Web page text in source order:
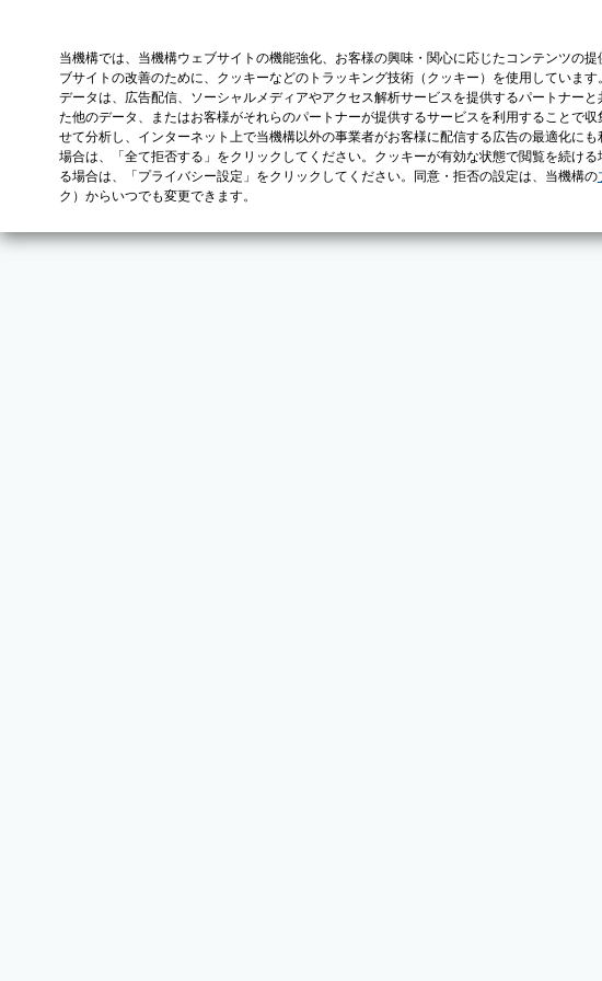
当機構では、当機構ウェブサイトの機能強化、お客様の興味・関心に応じたコンテンツの
ブサイトの改善のために、クッキーなどのトラッキング技術（クッキー）を使用していま
データは、広告配信、ソーシャルメディアやアクセス解析サービスを提供するパートナー
た他のデータ、またはお客様がそれらのパートナーが提供するサービスを利用することで
せて分析し、インターネット上で当機構以外の事業者がお客様に配信する広告の最適化に
場合は、「全て拒否する」をクリックしてください。クッキーが有効な状態で閲覧を続け
る場合は、「プライバシー設定」をクリックしてください。同意・拒否の設定は、当機構の
ク）からいつでも変更できます。